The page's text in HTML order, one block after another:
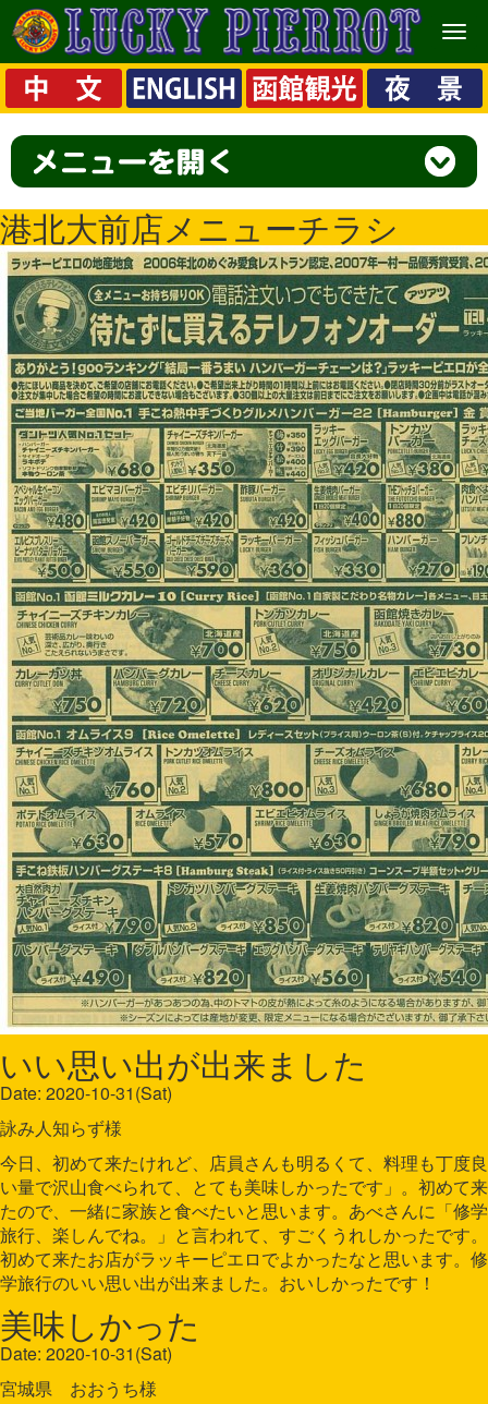
メ
ニ
ュ
ー
港北大前店メニューチラシ
いい思い出が出来ました
Date: 2020-10-31(Sat)
詠み人知らず様
今日、初めて来たけれど、店員さんも明るくて、料理も丁度良
い量で沢山食べられて、とても美味しかったです」。初めて来
たので、一緒に家族と食べたいと思います。あべさんに「修学
旅行、楽しんでね。」と言われて、すごくうれしかったです。
初めて来たお店がラッキーピエロでよかったなと思います。修
学旅行のいい思い出が出来ました。おいしかったです！
美味しかった
Date: 2020-10-31(Sat)
宮城県 おおうち様